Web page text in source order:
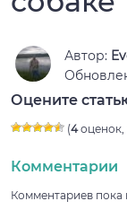
Автор:
Оцените
(4оценок,
Комментарии
Комментариев пока